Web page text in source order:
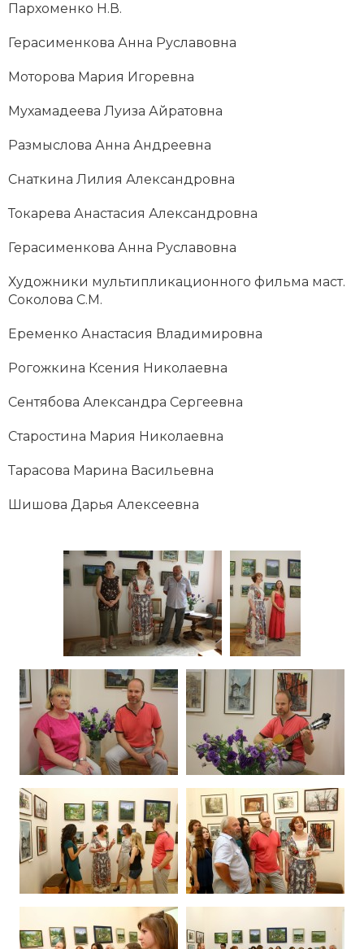
Пархоменко Н.В.
Герасименкова Анна Руславовна
Моторова Мария Игоревна
Мухамадеева Луиза Айратовна
Размыслова Анна Андреевна
Снаткина Лилия Александровна
Токарева Анастасия Александровна
Герасименкова Анна Руславовна
Художники мультипликационного фильма маст.
Соколова С.М.
Еременко Анастасия Владимировна
Рогожкина Ксения Николаевна
Сентябова Александра Сергеевна
Старостина Мария Николаевна
Тарасова Марина Васильевна
Шишова Дарья Алексеевна